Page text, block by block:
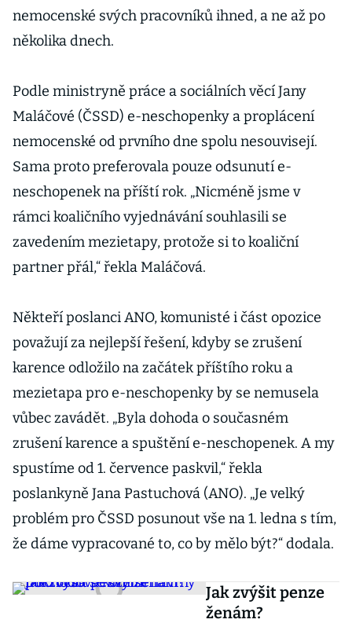
nemocenské svých pracovníků ihned, a ne až po
několika dnech.
Podle ministryně práce a sociálních věcí Jany
Maláčové (ČSSD) e-neschopenky a proplácení
nemocenské od prvního dne spolu nesouvisejí.
Sama proto preferovala pouze odsunutí e-
neschopenek na příští rok. „Nicméně jsme v
rámci koaličního vyjednávání souhlasili se
zavedením mezietapy, protože si to koaliční
partner přál,“ řekla Maláčová.
Někteří poslanci ANO, komunisté i část opozice
považují za nejlepší řešení, kdyby se zrušení
karence odložilo na začátek příštího roku a
mezietapa pro e-neschopenky by se nemusela
vůbec zavádět. „Byla dohoda o současném
zrušení karence a spuštění e-neschopenek. A my
spustíme od 1. července paskvil,“ řekla
poslankyně Jana Pastuchová (ANO). „Je velký
problém pro ČSSD posunout vše na 1. ledna s tím,
že dáme vypracované to, co by mělo být?“ dodala.
Jak zvýšit penze
ženám?